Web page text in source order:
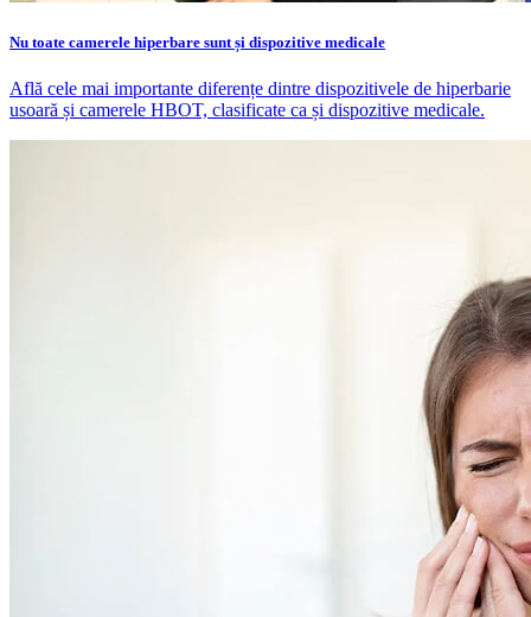
Nu toate camerele hiperbare sunt și dispozitive medicale
Află cele mai importante diferențe dintre dispozitivele de hiperbarie
usoară și camerele HBOT, clasificate ca și dispozitive medicale.